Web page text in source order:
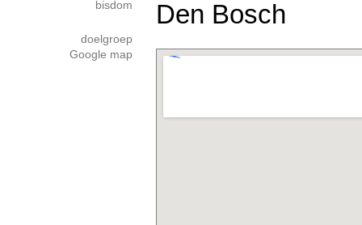
bisdom Den Bosch
doelgroep
Google map